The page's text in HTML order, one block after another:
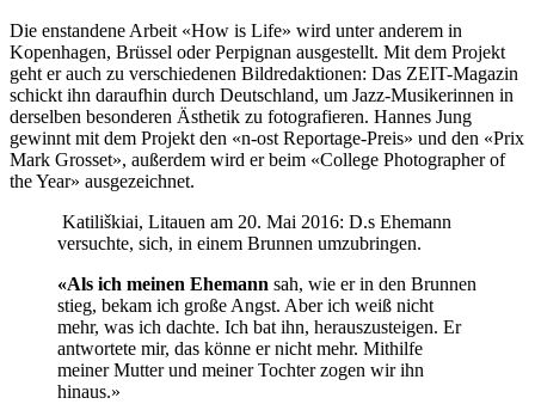
Die enstandene Arbeit «How is Life» wird unter anderem in
Kopenhagen, Brüssel oder Perpignan ausgestellt. Mit dem Projekt
geht er auch zu verschiedenen Bildredaktionen: Das ZEIT-Magazin
schickt ihn daraufhin durch Deutschland, um Jazz-Musikerinnen in
derselben besonderen Ästhetik zu fotografieren. Hannes Jung
gewinnt mit dem Projekt den «n-ost Reportage-Preis» und den «Prix
Mark Grosset», außerdem wird er beim «College Photographer of
the Year» ausgezeichnet.
Katiliškiai, Litauen am 20. Mai 2016: D.s Ehemann
versuchte, sich, in einem Brunnen umzubringen.
«Als ich meinen Ehemann sah, wie er in den Brunnen
stieg, bekam ich große Angst. Aber ich weiß nicht
mehr, was ich dachte. Ich bat ihn, herauszusteigen. Er
antwortete mir, das könne er nicht mehr. Mithilfe
meiner Mutter und meiner Tochter zogen wir ihn
hinaus.»